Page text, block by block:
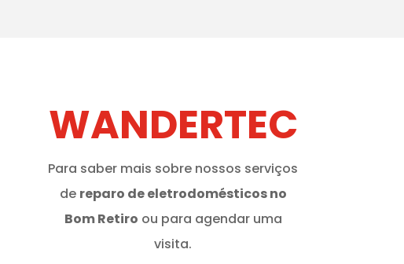
WANDERTEC
Para saber mais sobre nossos serviços
de reparo de eletrodomésticos no
Bom Retiro ou para agendar uma
visita.